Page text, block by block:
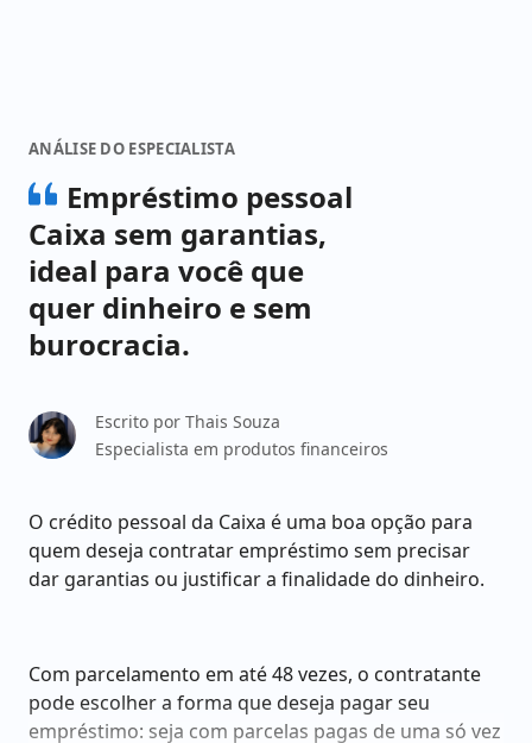
ANÁLISE DO ESPECIALISTA
Empréstimo pessoal
Caixa sem garantias,
ideal para você que
quer dinheiro e sem
burocracia.
Escrito por Thais Souza
Especialista em produtos financeiros
O crédito pessoal da Caixa é uma boa opção para
quem deseja contratar empréstimo sem precisar
dar garantias ou justificar a finalidade do dinheiro.
Com parcelamento em até 48 vezes, o contratante
pode escolher a forma que deseja pagar seu
empréstimo: seja com parcelas pagas de uma só vez